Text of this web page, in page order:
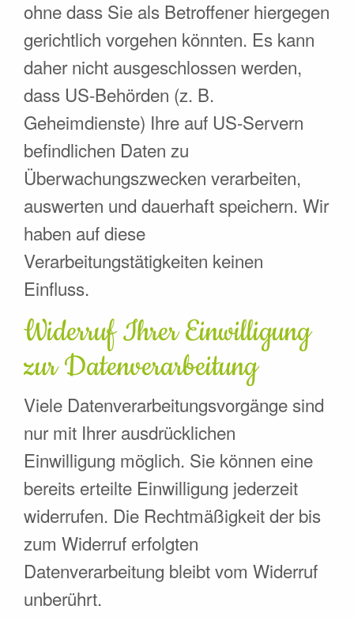
ohne dass Sie als Betroffener hiergegen
gerichtlich vorgehen könnten. Es kann
daher nicht ausgeschlossen werden,
dass US-Behörden (z. B.
Geheimdienste) Ihre auf US-Servern
befindlichen Daten zu
Überwachungszwecken verarbeiten,
auswerten und dauerhaft speichern. Wir
haben auf diese
Verarbeitungstätigkeiten keinen
Einfluss.
Widerruf Ihrer Einwilligung
zur Datenverarbeitung
Viele Datenverarbeitungsvorgänge sind
nur mit Ihrer ausdrücklichen
Einwilligung möglich. Sie können eine
bereits erteilte Einwilligung jederzeit
widerrufen. Die Rechtmäßigkeit der bis
zum Widerruf erfolgten
Datenverarbeitung bleibt vom Widerruf
unberührt.